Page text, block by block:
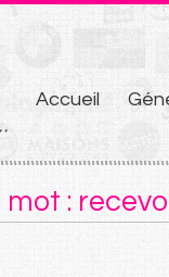
Aller
au
contenu
Accueil
: